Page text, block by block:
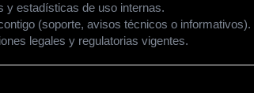
y estadísticas de uso internas.
(soporte, avisos técnicos o informativos).
legales y regulatorias vigentes.